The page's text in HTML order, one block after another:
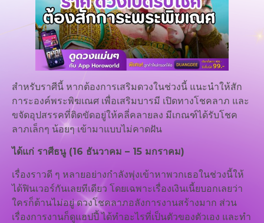
สำหรับราศีนี้ หากต้องการเสริมดวงในช่วงนี้ แนะนำให้สัก
การะองค์พระพิฆเณศ เพื่อเสริมบารมี เปิดทางโชคลาภ และ
ขจัดอุปสรรคที่ติดขัดอยู่ให้คลี่คลายลง มีเกณฑ์ได้รับโชค
ลาภเล็กๆ น้อยๆ เข้ามาแบบไม่คาดฝัน
ได้แก่ ราศีธนู (16 ธันวาคม – 15 มกราคม)
เรื่องราวดี ๆ หลายอย่างกำลังพุ่งเข้าหาพวกเธอในช่วงนี้ให้
ได้ฟินเวอร์กันเลยทีเดียว โดยเฉพาะเรื่องเงินเนี้ยบอกเลยว่า
ใครก็ต้านไม่อยู่ ดวงโชคลาภอลังการงานสร้างมาก ส่วน
เรื่องการงานก็ดูแฮปปี้ ได้ทำอะไรที่เป็นตัวของตัวเอง และทำ